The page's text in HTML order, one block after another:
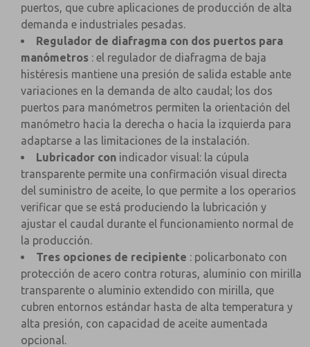
puertos, que cubre aplicaciones de producción de alta
demanda e industriales pesadas.
Regulador de diafragma con dos puertos para
manómetros : el regulador de diafragma de baja
histéresis mantiene una presión de salida estable ante
variaciones en la demanda de alto caudal; los dos
puertos para manómetros permiten la orientación del
manómetro hacia la derecha o hacia la izquierda para
adaptarse a las limitaciones de la instalación.
Lubricador con indicador visual: la cúpula
transparente permite una confirmación visual directa
del suministro de aceite, lo que permite a los operarios
verificar que se está produciendo la lubricación y
ajustar el caudal durante el funcionamiento normal de
la producción.
Tres opciones de recipiente : policarbonato con
protección de acero contra roturas, aluminio con mirilla
transparente o aluminio extendido con mirilla, que
cubren entornos estándar hasta de alta temperatura y
alta presión, con capacidad de aceite aumentada
opcional.